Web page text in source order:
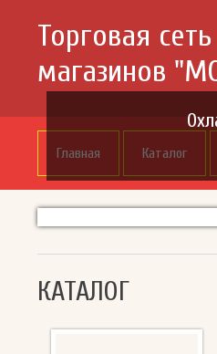
Торговая
магазинов
Главная Каталог
КАТАЛОГ